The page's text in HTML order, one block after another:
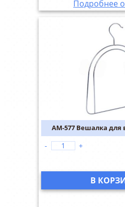
Подробнее
AM-577 Вешалка
- +
В